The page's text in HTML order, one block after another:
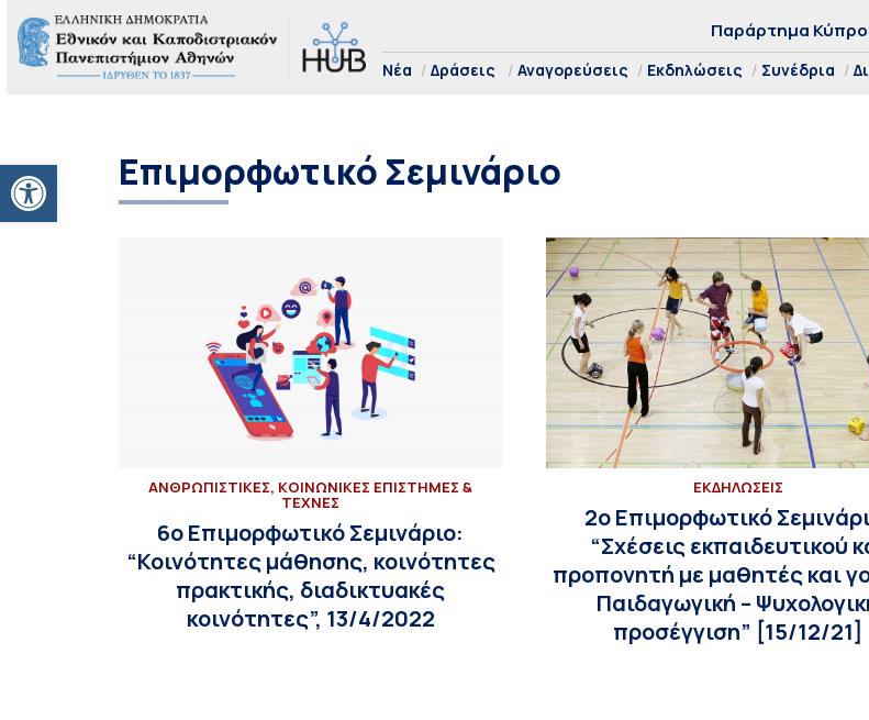
Ανοίξτε τη γραμμή εργαλείων
Παράρτημα
Νέα Δράσεις Αναγορεύσεις Εκδηλώσεις Συνέδρια
Επιμορφωτικό Σεμινάριο
ΑΝΘΡΩΠΙΣΤΙΚΕΣ, ΚΟΙΝΩΝΙΚΕΣ ΕΠΙΣΤΗΜΕΣ &
ΤΕΧΝΕΣ
6ο Επιμορφωτικό Σεμινάριο:
“Κοινότητες μάθησης, κοινότητες
πρακτικής, διαδικτυακές
κοινότητες”, 13/4/2022
ΕΚΔΗΛΩΣΕΙΣ
2ο Επιμορφωτικό
“Σχέσεις εκπαιδευτικού
προπονητή με μαθητές και
Παιδαγωγική –
προσέγγιση” [15/12/21]